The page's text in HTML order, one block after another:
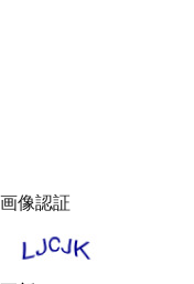
画像認証